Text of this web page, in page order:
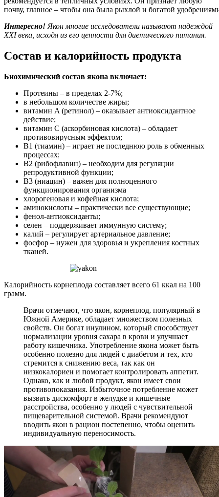
почву, главное – чтобы она была рыхлой и богатой
Интересно! Якон многие исследователи называют надеждой
XXI века, исходя из его ценности для диетического питания.
Состав и калорийность продукта
Биохимический состав якона включает:
Протеины – в пределах 2-7%;
в небольшом количестве жиры;
витамин A (ретинол) – оказывает антиоксидантное
действие;
витамин C (аскорбиновая кислота) – обладает
противовирусным эффектом;
B1 (тиамин) – играет не последнюю роль в обменных
процессах;
B2 (рибофлавин) – необходим для регуляции
репродуктивной функции;
B3 (ниацин) – важен для полноценного
функционирования организма
хлорогеновая и кофейная кислота;
аминокислоты – практически все существующие;
фенол-антиоксиданты;
селен – поддерживает иммунную систему;
калий – регулирует артериальное давление;
фосфор – нужен для здоровья и укрепления костных
тканей.
Калорийность корнеплода составляет всего 61 ккал на 100
грамм.
Врачи отмечают, что якон, корнеплод, популярный в
Южной Америке, обладает множеством полезных
свойств. Он богат инулином, который способствует
нормализации уровня сахара в крови и улучшает
работу кишечника. Употребление якона может быть
особенно полезно для людей с диабетом и тех, кто
стремится к снижению веса, так как он
низкокалориен и помогает контролировать аппетит.
Однако, как и любой продукт, якон имеет свои
противопоказания. Избыточное потребление может
вызвать дискомфорт в желудке и кишечные
расстройства, особенно у людей с чувствительной
пищеварительной системой. Врачи рекомендуют
вводить якон в рацион постепенно, чтобы оценить
индивидуальную переносимость.